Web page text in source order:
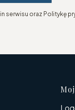
serwisu oraz Politykę